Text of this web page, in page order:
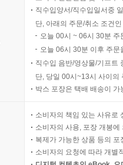
직수입양서/직수입일서중
단, 아래의 주문/취소 조건
오늘 00시 ~ 06시 30분
오늘 06시 30분 이후 주
직수입 음반/영상물/기프트
단, 당일 00시~13시 사이의
박스 포장은 택배 배송이
소비자의 책임 있는 사유로
소비자의 사용, 포장 개봉
복제가 가능한 상품 등의
소비자의 요청에 따라 개별